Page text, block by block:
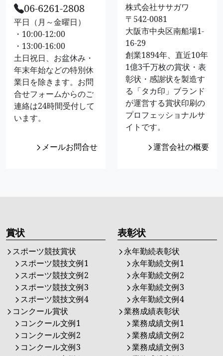
06-6261-2808
平日（月～金曜日）
・10:00-12:00
・13:00-16:00
土日祝日、お盆休み・
年末年始などの特別休
業日を除きます。お問
合せフォームからのご
連絡は24時間受付して
います。
メールお問合せ
株式会社ササガワ
〒542-0081
大阪市中央区南船場1-
16-29
創業1894年、直近10年
1億3千万枚の賞状・表
彰状・感謝状を製造す
る「タカ印」ブランド
が運営する賞状印刷の
プロフェッショナルサ
イトです。
運営会社の概要
賞状
スポーツ競技賞状
スポーツ競技文例1
スポーツ競技文例2
スポーツ競技文例3
スポーツ競技文例4
コンクール賞状
コンクール文例1
コンクール文例2
コンクール文例3
表彰状
永年勤続表彰状
永年勤続文例1
永年勤続文例2
永年勤続文例3
永年勤続文例4
業務成績表彰状
業務成績文例1
業務成績文例2
業務成績文例3